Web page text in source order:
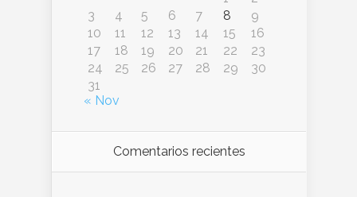
3
4 5 6 7 8
9
10
11 12 13 14 15
16
17
18 19 20 21 22
23
24
25 26 27 28 29
30
31
« Nov
Comentarios recientes